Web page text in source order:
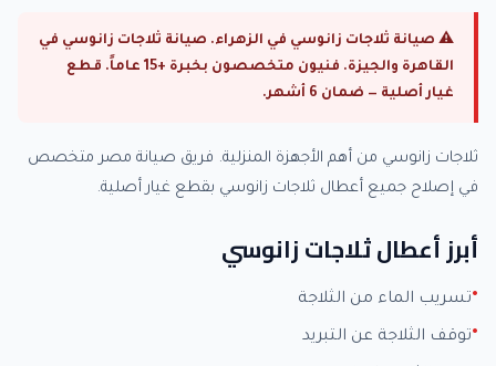
⚠ صيانة ثلاجات زانوسي في الزهراء. صيانة ثلاجات زانوسي في
القاهرة والجيزة. فنيون متخصصون بخبرة +15 عاماً. قطع
غيار أصلية — ضمان 6 أشهر.
ثلاجات زانوسي من أهم الأجهزة المنزلية. فريق صيانة مصر متخصص
في إصلاح جميع أعطال ثلاجات زانوسي بقطع غيار أصلية.
أبرز أعطال ثلاجات زانوسي
تسريب الماء من الثلاجة
توقف الثلاجة عن التبريد